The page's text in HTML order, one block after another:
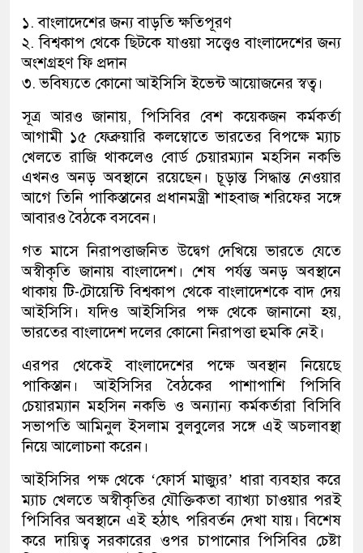
১. বাংলাদেশের জন্য বাড়তি ক্ষতিপূরণ
২. বিশ্বকাপ থেকে ছিটকে যাওয়া সত্ত্বেও বাংলাদেশের জন্য
অংশগ্রহণ ফি প্রদান
৩. ভবিষ্যতে কোনো আইসিসি ইভেন্ট আয়োজনের স্বত্ব।
সূত্র আরও জানায়, পিসিবির বেশ কয়েকজন কর্মকর্তা
আগামী ১৫ ফেব্রুয়ারি কলম্বোতে ভারতের বিপক্ষে ম্যাচ
খেলতে রাজি থাকলেও বোর্ড চেয়ারম্যান মহসিন নকভি
এখনও অনড় অবস্থানে রয়েছেন। চূড়ান্ত সিদ্ধান্ত নেওয়ার
আগে তিনি পাকিস্তানের প্রধানমন্ত্রী শাহবাজ শরিফের সঙ্গে
আবারও বৈঠকে বসবেন।
গত মাসে নিরাপত্তাজনিত উদ্বেগ দেখিয়ে ভারতে যেতে
অস্বীকৃতি জানায় বাংলাদেশ। শেষ পর্যন্ত অনড় অবস্থানে
থাকায় টি-টোয়েন্টি বিশ্বকাপ থেকে বাংলাদেশকে বাদ দেয়
আইসিসি। যদিও আইসিসির পক্ষ থেকে জানানো হয়,
ভারতের বাংলাদেশ দলের কোনো নিরাপত্তা হুমকি নেই।
এরপর থেকেই বাংলাদেশের পক্ষে অবস্থান নিয়েছে
পাকিস্তান। আইসিসির বৈঠকের পাশাপাশি পিসিবি
চেয়ারম্যান মহসিন নকভি ও অন্যান্য কর্মকর্তারা বিসিবি
সভাপতি আমিনুল ইসলাম বুলবুলের সঙ্গে এই অচলাবস্থা
নিয়ে আলোচনা করেন।
আইসিসির পক্ষ থেকে ‘ফোর্স মাজ্যুর’ ধারা ব্যবহার করে
ম্যাচ খেলতে অস্বীকৃতির যৌক্তিকতা ব্যাখ্যা চাওয়ার পরই
পিসিবির অবস্থানে এই হঠাৎ পরিবর্তন দেখা যায়। বিশেষ
করে দায়িত্ব সরকারের ওপর চাপানোর পিসিবির চেষ্টা